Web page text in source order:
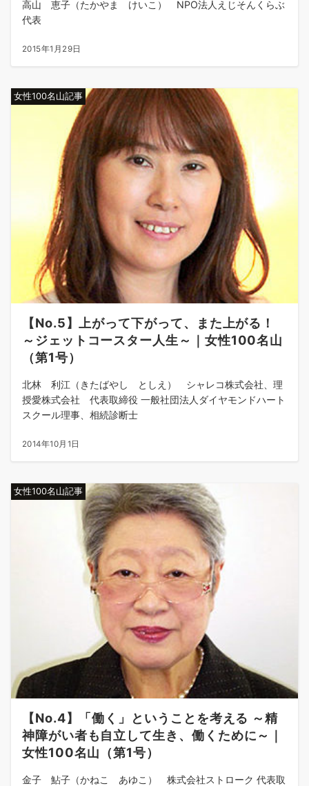
高山 恵子（たかやま けいこ） NPO法人えじそんくらぶ
代表
2015年1月29日
女性100名山記事
【No.5】上がって下がって、また上がる！
～ジェットコースター人生～｜女性100名山
（第1号）
北林 利江（きたばやし としえ） シャレコ株式会社、理
授愛株式会社 代表取締役 一般社団法人ダイヤモンドハート
スクール理事、相続診断士
2014年10月1日
女性100名山記事
【No.4】「働く」ということを考える ～精
神障がい者も自立して生き、働くために～｜
女性100名山（第1号）
金子 鮎子（かねこ あゆこ） 株式会社ストローク 代表取